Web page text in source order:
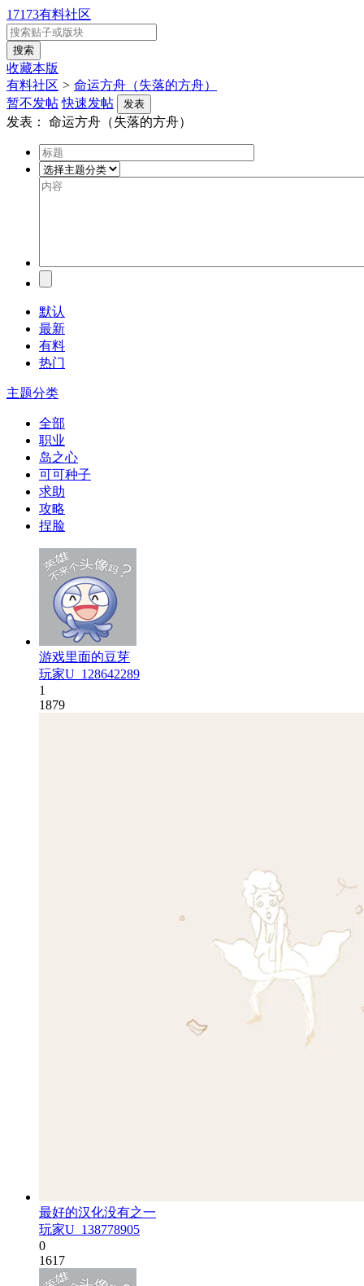
17173有料社区
收藏本版
有料社区 > 命运方舟（失落的方舟）
暂不发帖 快速发帖 发表
发表： 命运方舟（失落的方舟）
默认
最新
有料
热门
主题分类
全部
职业
岛之心
可可种子
求助
攻略
捏脸
游戏里面的豆芽
玩家U_128642289
1
1879
最好的汉化没有之一
玩家U_138778905
0
1617